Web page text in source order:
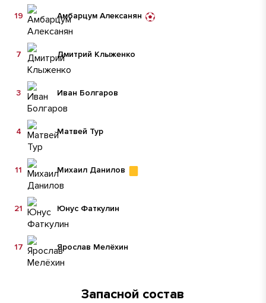
Амбарцум Алексанян
19
Дмитрий Клыженко
7
Иван Болгаров
3
Матвей Тур
4
Михаил Данилов
11
Юнус Фаткулин
21
Ярослав Мелёхин
17
Запасной состав